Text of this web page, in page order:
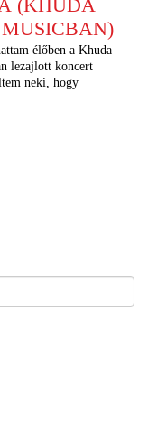
(KHUDA
MUSICBAN)
élőben a Khuda
lezajlott koncert
neki, hogy